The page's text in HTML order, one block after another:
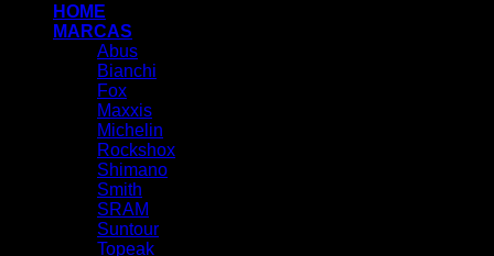
HOME
MARCAS
Abus
Bianchi
Fox
Maxxis
Michelin
Rockshox
Shimano
Smith
SRAM
Suntour
Topeak